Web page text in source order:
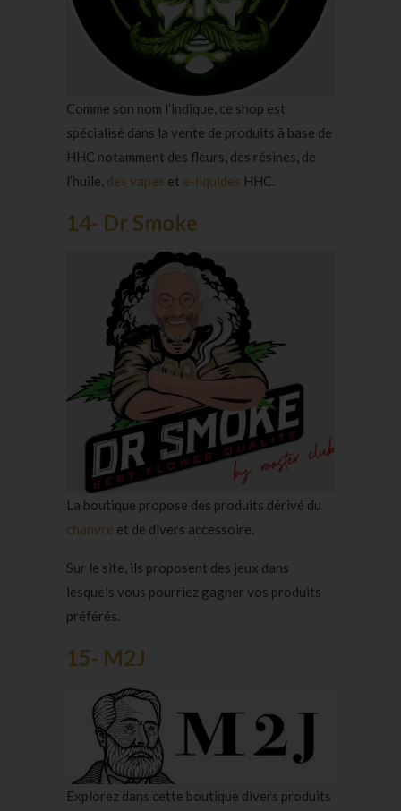
Comme son nom l’indique, ce shop est
spécialisé dans la vente de produits à base de
HHC notamment des fleurs, des résines, de
l’huile, des vapes et e-liquides HHC.
14- Dr Smoke
La boutique propose des produits dérivé du
chanvre et de divers accessoire.
Sur le site, ils proposent des jeux dans
lesquels vous pourriez gagner vos produits
préférés.
15- M2J
Explorez dans cette boutique divers produits